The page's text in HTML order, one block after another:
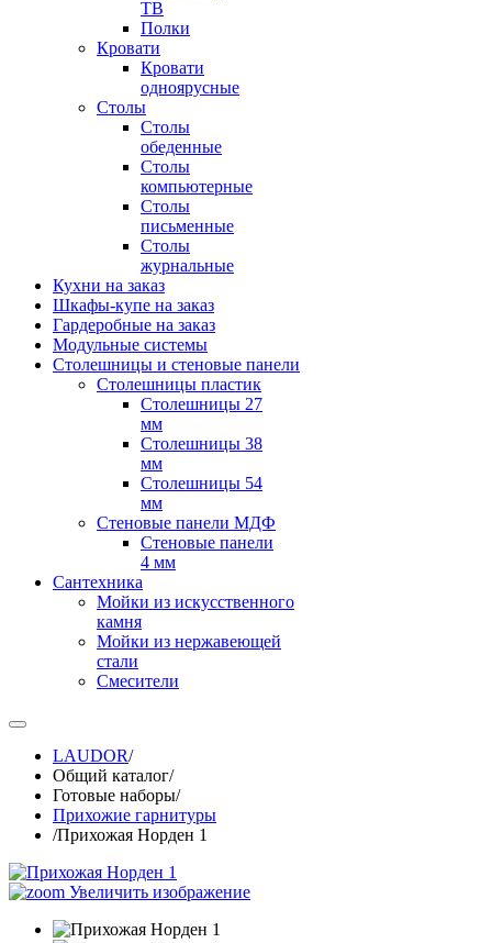
ТВ
Полки
Кровати
Кровати
одноярусные
Столы
Столы
обеденные
Столы
компьютерные
Столы
письменные
Столы
журнальные
Кухни на заказ
Шкафы-купе на заказ
Гардеробные на заказ
Модульные системы
Столешницы и стеновые панели
Столешницы пластик
Столешницы 27
мм
Столешницы 38
мм
Столешницы 54
мм
Стеновые панели МДФ
Стеновые панели
4 мм
Сантехника
Мойки из искусственного
камня
Мойки из нержавеющей
стали
Смесители
LAUDOR/
Общий каталог/
Готовые наборы/
Прихожие гарнитуры
/Прихожая Норден 1
Увеличить изображение